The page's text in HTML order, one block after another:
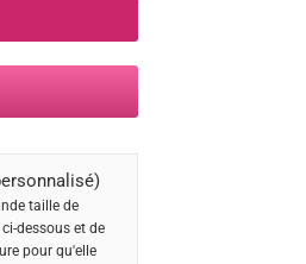
taille de
dessous et de
pour qu'elle